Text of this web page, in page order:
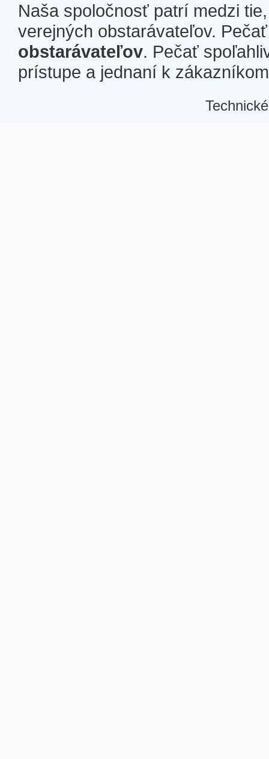
Naša spoločnosť patrí medzi
verejných obstarávateľov.
obstarávateľov. Pečať
prístupe a jednaní k